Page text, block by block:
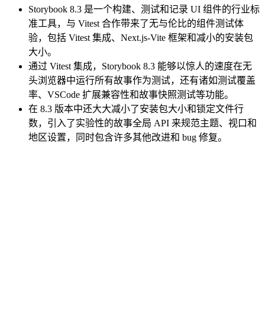
Storybook 8.3 是一个构建、测试和记录 UI 组件的行业标
准工具，与 Vitest 合作带来了无与伦比的组件测试体
验，包括 Vitest 集成、Next.js-Vite 框架和减小的安装包
大小。
通过 Vitest 集成，Storybook 8.3 能够以惊人的速度在无
头浏览器中运行所有故事作为测试，还有诸如测试覆盖
率、VSCode 扩展兼容性和故事快照测试等功能。
在 8.3 版本中还大大减小了安装包大小和锁定文件行
数，引入了实验性的故事全局 API 来规范主题、视口和
地区设置，同时包含许多其他改进和 bug 修复。